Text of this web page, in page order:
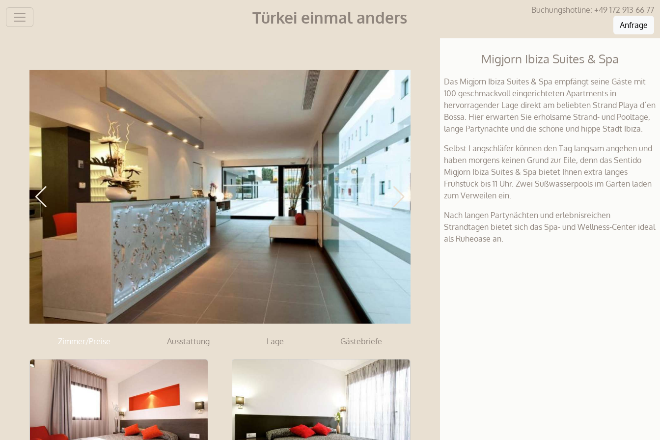
Türkei einmal anders Buchungshotline: +49 172 913 66 77
Anfrage
Zimmer/Preise Ausstattung Lage Gästebriefe
Migjorn Ibiza Suites & Spa
Das Migjorn Ibiza Suites & Spa empfängt seine Gäste mit
100 geschmackvoll eingerichteten Apartments in
hervorragender Lage direkt am beliebten Strand Playa d´en
Bossa. Hier erwarten Sie erholsame Strand- und Pooltage,
lange Partynächte und die schöne und hippe Stadt Ibiza.
Selbst Langschläfer können den Tag langsam angehen und
haben morgens keinen Grund zur Eile, denn das Sentido
Migjorn Ibiza Suites & Spa bietet Ihnen extra langes
Frühstück bis 11 Uhr. Zwei Süßwasserpools im Garten laden
zum Verweilen ein.
Nach langen Partynächten und erlebnisreichen
Strandtagen bietet sich das Spa- und Wellness-Center ideal
als Ruheoase an.